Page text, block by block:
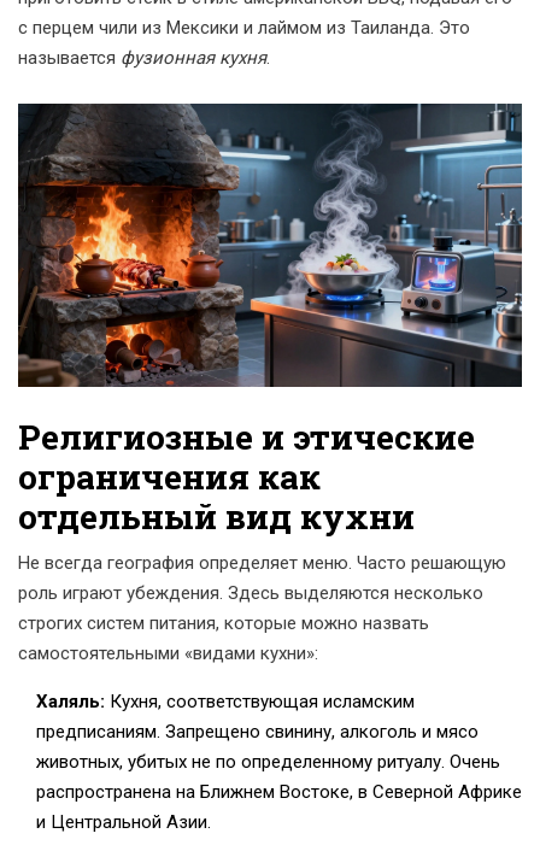
с перцем чили из Мексики и лаймом из Таиланда. Это
называется фузионная кухня.
Религиозные и этические
ограничения как
отдельный вид кухни
Не всегда география определяет меню. Часто решающую
роль играют убеждения. Здесь выделяются несколько
строгих систем питания, которые можно назвать
самостоятельными «видами кухни»:
Халяль: Кухня, соответствующая исламским
предписаниям. Запрещено свинину, алкоголь и мясо
животных, убитых не по определенному ритуалу. Очень
распространена на Ближнем Востоке, в Северной Африке
и Центральной Азии.